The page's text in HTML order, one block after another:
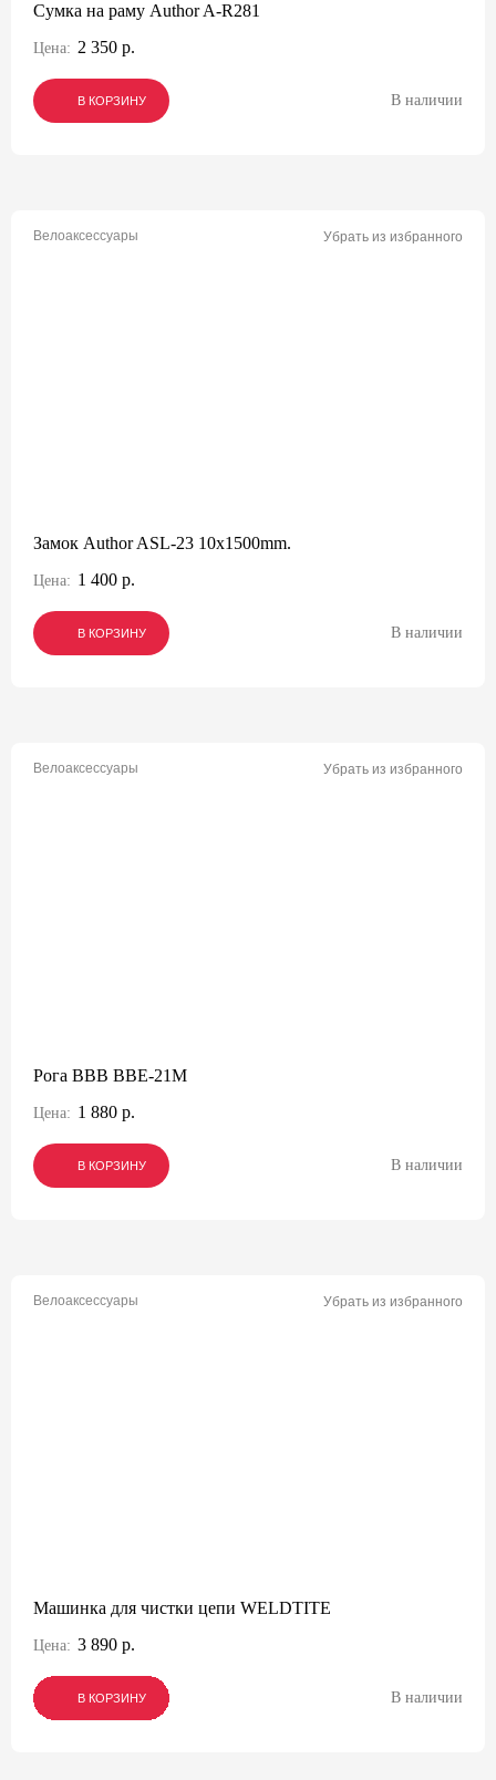
Сумка на раму Author A-R281
Цена: 2 350 р.
В КОРЗИНУ
В КОРЗИНУ
В КОРЗИНУ В наличии
Велоаксессуары Убрать из избранного
Замок Author ASL-23 10x1500mm.
Цена: 1 400 р.
В КОРЗИНУ
В КОРЗИНУ
В КОРЗИНУ В наличии
Велоаксессуары Убрать из избранного
Рога BBB BBE-21M
Цена: 1 880 р.
В КОРЗИНУ
В КОРЗИНУ
В КОРЗИНУ В наличии
Велоаксессуары Убрать из избранного
Машинка для чистки цепи WELDTITE
Цена: 3 890 р.
В КОРЗИНУ
В КОРЗИНУ
В КОРЗИНУ В наличии